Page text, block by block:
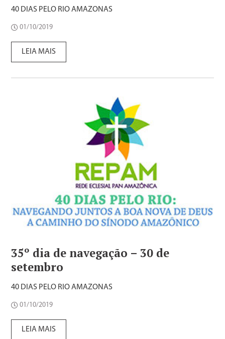
40 DIAS PELO RIO AMAZONAS
01/10/2019
LEIA MAIS
35º dia de navegação – 30 de
setembro
40 DIAS PELO RIO AMAZONAS
01/10/2019
LEIA MAIS